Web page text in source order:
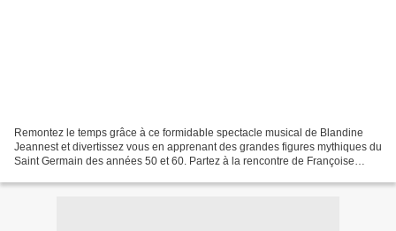
Remontez le temps grâce à ce formidable spectacle musical de Blandine
Jeannest et divertissez vous en apprenant des grandes figures mythiques du
Saint Germain des années 50 et 60. Partez à la rencontre de Françoise